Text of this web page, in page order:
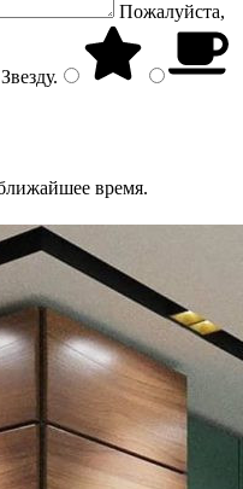
Пожалуйста,
Звезду.
время.